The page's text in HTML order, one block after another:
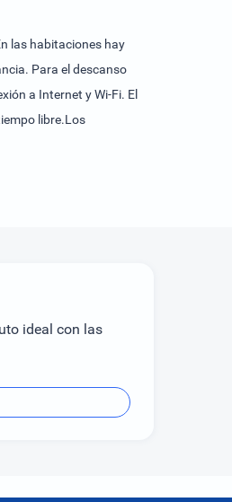
las habitaciones hay
Para el descanso
a Internet y Wi-Fi. El
libre.Los
ideal con las